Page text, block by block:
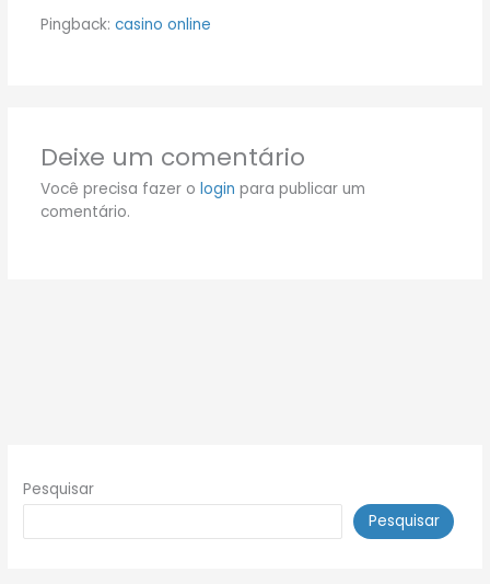
Pingback: casino online
Deixe um comentário
Você precisa fazer o login para publicar um
comentário.
Pesquisar
Pesquisar